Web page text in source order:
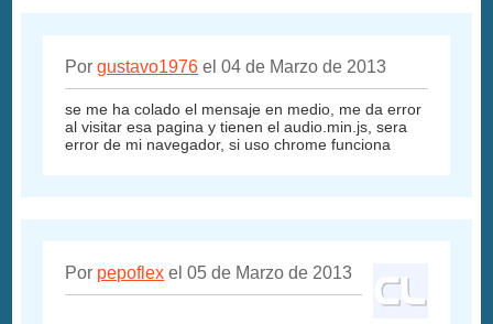
Porgustavo1976 el 04 de Marzo de 2013
se me ha colado el mensaje en medio, me da error
al visitar esa pagina y tienen el audio.min.js, sera
error de mi navegador, si uso chrome funciona
Por pepoflex el 05 de Marzo de 2013